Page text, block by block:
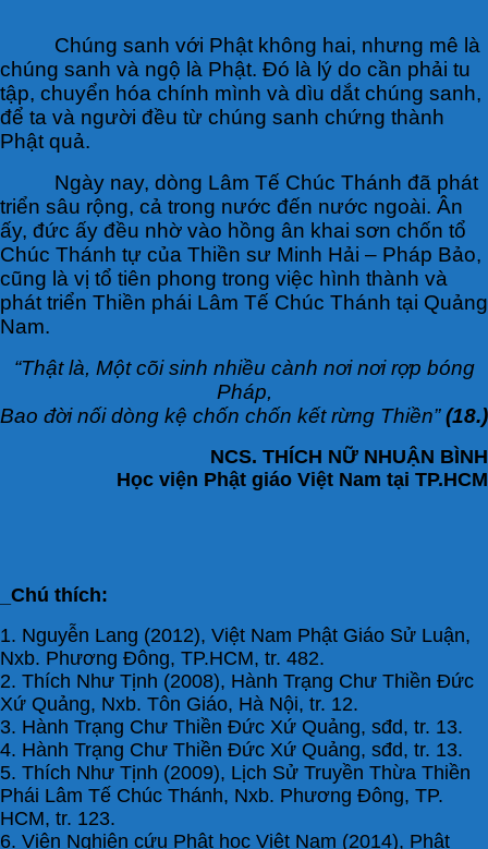
Chúng sanh với Phật không hai, nhưng mê là
chúng sanh và ngộ là Phật. Đó là lý do cần phải tu
tập, chuyển hóa chính mình và dìu dắt chúng sanh,
để ta và người đều từ chúng sanh chứng thành
Phật quả.
Ngày nay, dòng Lâm Tế Chúc Thánh đã phát
triển sâu rộng, cả trong nước đến nước ngoài. Ân
ấy, đức ấy đều nhờ vào hồng ân khai sơn chốn tổ
Chúc Thánh tự của Thiền sư Minh Hải – Pháp Bảo,
cũng là vị tổ tiên phong trong việc hình thành và
phát triển Thiền phái Lâm Tế Chúc Thánh tại Quảng
Nam.
“Thật là, Một cõi sinh nhiều cành nơi nơi rợp bóng
Pháp,
Bao đời nối dòng kệ chốn chốn kết rừng Thiền”(18.)
NCS. THÍCH NỮ NHUẬN BÌNH
Học viện Phật giáo Việt Nam tại TP.HCM
_Chú thích:
1. Nguyễn Lang (2012), Việt Nam Phật Giáo Sử Luận,
Nxb. Phương Đông, TP.HCM, tr. 482.
2. Thích Như Tịnh (2008), Hành Trạng Chư Thiền Đức
Xứ Quảng, Nxb. Tôn Giáo, Hà Nội, tr. 12.
3. Hành Trạng Chư Thiền Đức Xứ Quảng, sđd, tr. 13.
4. Hành Trạng Chư Thiền Đức Xứ Quảng, sđd, tr. 13.
5. Thích Như Tịnh (2009), Lịch Sử Truyền Thừa Thiền
Phái Lâm Tế Chúc Thánh, Nxb. Phương Đông, TP.
HCM, tr. 123.
6. Viện Nghiên cứu Phật học Việt Nam (2014), Phật